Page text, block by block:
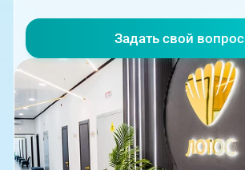
Задать свой вопрос